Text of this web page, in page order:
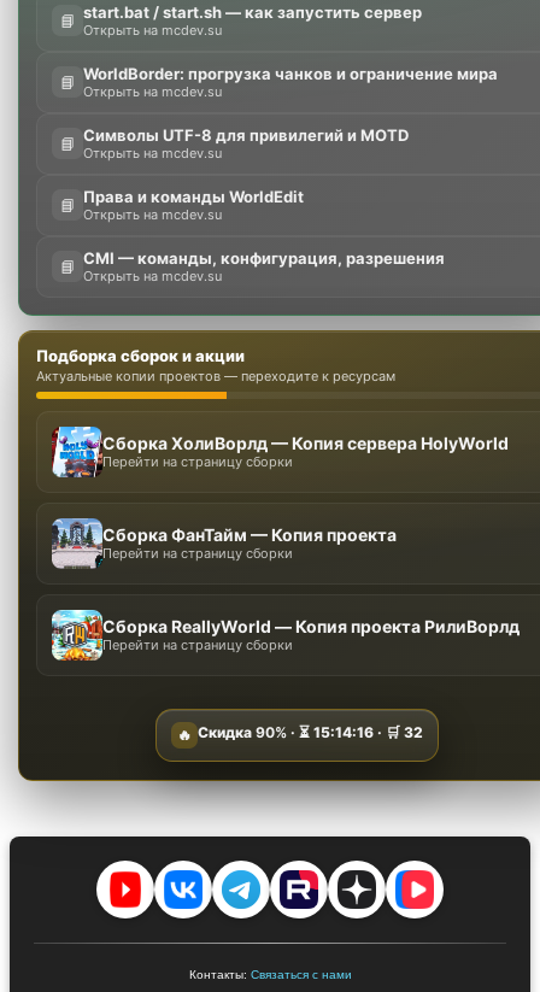
📘 start.bat / start.sh — как запустить сервер
Открыть на mcdev.su
📘 WorldBorder: прогрузка чанков и ограничение мира
Открыть на mcdev.su
📘 Символы UTF-8 для привилегий и MOTD
Открыть на mcdev.su
📘 Права и команды WorldEdit
Открыть на mcdev.su
📘 CMI — команды, конфигурация, разрешения
Открыть на mcdev.su
Подборка сборок и акции
Актуальные копии проектов — переходите к ресурсам
Сборка ХолиВорлд — Копия сервера HolyWorld
Перейти на страницу сборки
Сборка ФанТайм — Копия проекта
Перейти на страницу сборки
Сборка ReallyWorld — Копия проекта РилиВорлд
Перейти на страницу сборки
🔥 Скидка 90%· ⏳ 15:14:15· 🛒 32
Контакты: Связаться с нами